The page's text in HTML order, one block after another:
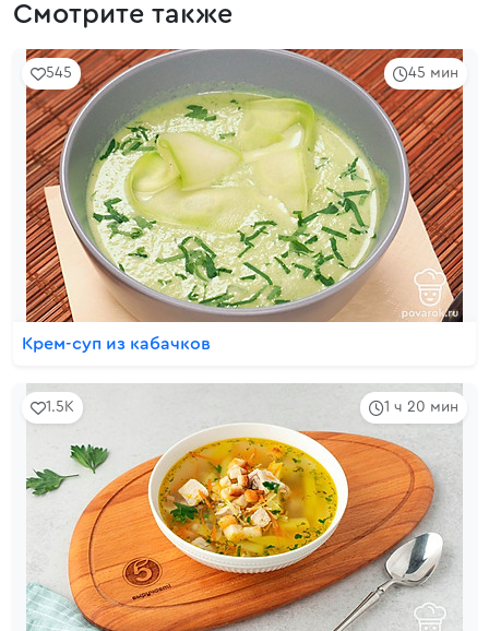
Смотрите также
45 мин
545
Крем-суп из кабачков
1 ч 20 мин
1.5K